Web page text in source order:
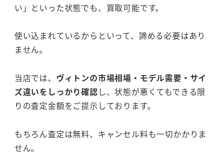
い」といった状態でも、買取可能です。
使い込まれているからといって、諦める必要はあり
ません。
当店では、 ヴィトンの市場相場・モデル需要・サイ
ズ違いをしっかり確認し、状態が悪くてもできる限
りの査定金額をご提示しております。
もちろん査定は無料、キャンセル料も一切かかりま
せん。